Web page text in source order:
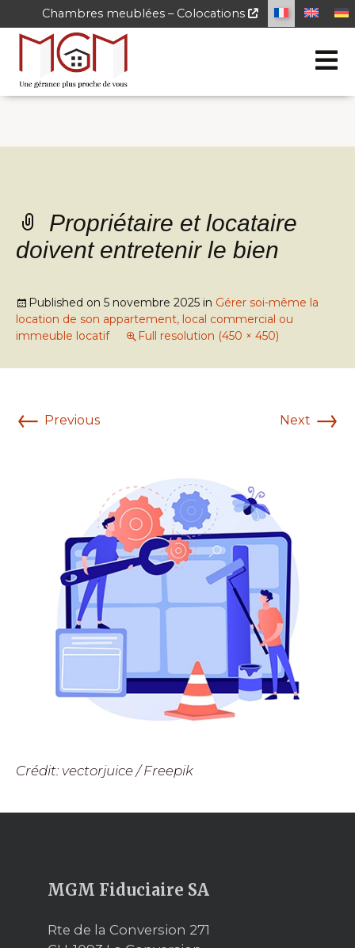
Chambres meublées – Colocations
Propriétaire et locataire
doivent entretenir le bien
Published on 5 novembre 2025 in Gérer soi-même la
location de son appartement, local commercial ou
immeuble locatif
Full resolution (450 × 450)
← Previous Next →
Crédit: vectorjuice / Freepik
MGM Fiduciaire SA
Rte de la Conversion 271